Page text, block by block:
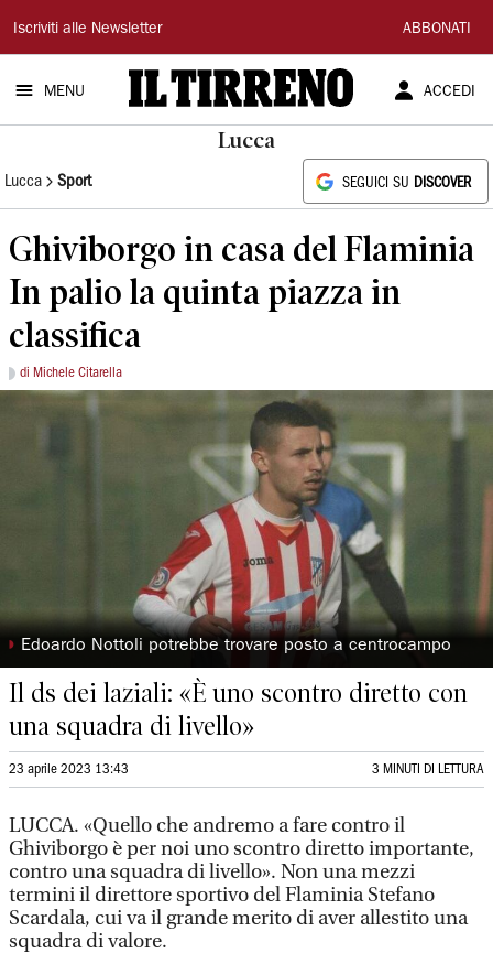
Il
Tirreno
Iscriviti alle Newsletter ABBONATI
MENU ACCEDI
Lucca
Lucca Sport SEGUICI SU DISCOVER
Ghiviborgo in casa del Flaminia
In palio la quinta piazza in
classifica
di Michele Citarella
◗ Edoardo Nottoli potrebbe trovare posto a centrocampo
Il ds dei laziali: «È uno scontro diretto con
una squadra di livello»
23 aprile 2023 13:43 3 MINUTI DI LETTURA
LUCCA. «Quello che andremo a fare contro il
Ghiviborgo è per noi uno scontro diretto importante,
contro una squadra di livello». Non una mezzi
termini il direttore sportivo del Flaminia Stefano
Scardala, cui va il grande merito di aver allestito una
squadra di valore.